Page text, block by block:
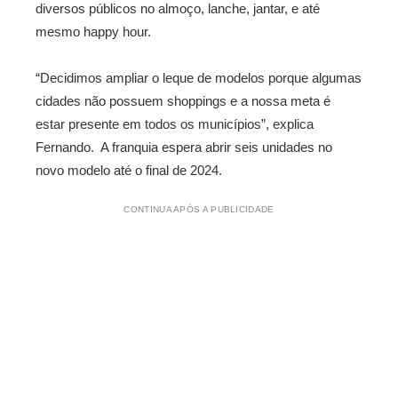
diversos públicos no almoço, lanche, jantar, e até
mesmo happy hour.
“Decidimos ampliar o leque de modelos porque algumas
cidades não possuem shoppings e a nossa meta é
estar presente em todos os municípios”, explica
Fernando. A franquia espera abrir seis unidades no
novo modelo até o final de 2024.
CONTINUA APÓS A PUBLICIDADE